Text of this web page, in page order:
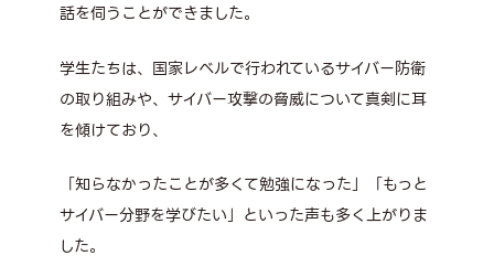
話を伺うことができました。
学生たちは、国家レベルで行われているサイバー防衛
の取り組みや、サイバー攻撃の脅威について真剣に耳
を傾けており、
「知らなかったことが多くて勉強になった」「もっと
サイバー分野を学びたい」といった声も多く上がりま
した。